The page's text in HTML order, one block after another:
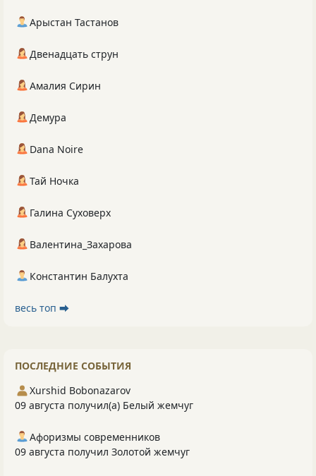
Арыстан Тастанов
Двенадцать струн
Амалия Сирин
Демура
Dana Noire
Тай Ночка
Галина Суховерх
Валентина_Захарова
Константин Балухта
весь топ ⮕
ПОСЛЕДНИЕ СОБЫТИЯ
Xurshid Bobonazarov
09 августа получил(а) Белый жемчуг
Афоризмы современников
09 августа получил Золотой жемчуг